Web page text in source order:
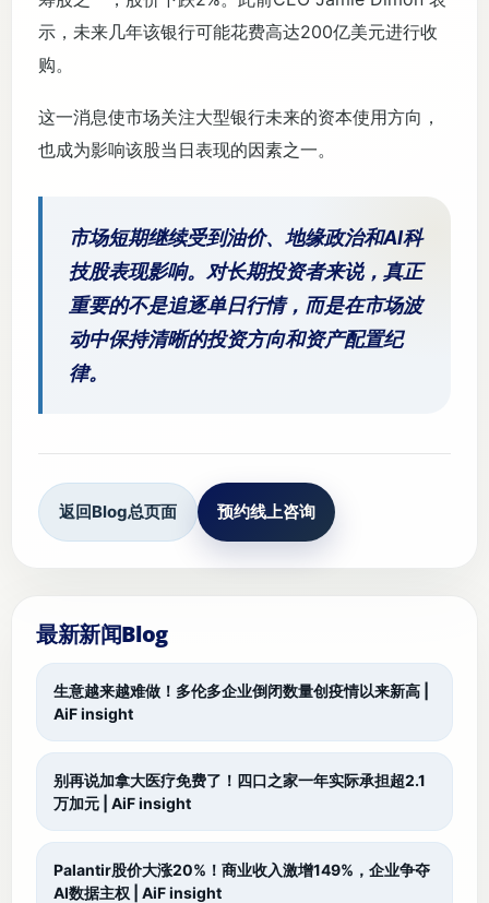
示，未来几年该银行可能花费高达200亿美元进行收
购。
这一消息使市场关注大型银行未来的资本使用方向，
也成为影响该股当日表现的因素之一。
市场短期继续受到油价、地缘政治和AI科
技股表现影响。对长期投资者来说，真正
重要的不是追逐单日行情，而是在市场波
动中保持清晰的投资方向和资产配置纪
律。
返回Blog总页面 预约线上咨询
最新新闻Blog
生意越来越难做！多伦多企业倒闭数量创疫情以来新高 |
AiF insight
别再说加拿大医疗免费了！四口之家一年实际承担超2.1
万加元 | AiF insight
Palantir股价大涨20%！商业收入激增149%，企业争夺
AI数据主权 | AiF insight